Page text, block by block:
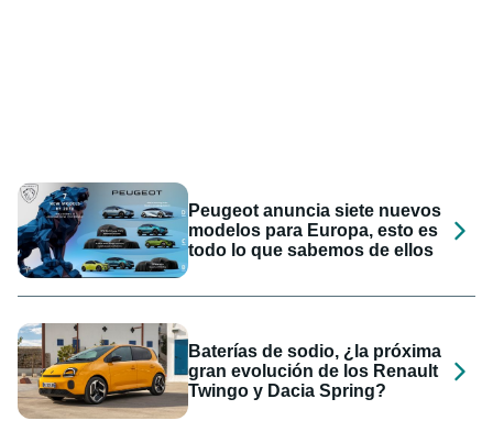
Peugeot anuncia siete nuevos
modelos para Europa, esto es
todo lo que sabemos de ellos
Baterías de sodio, ¿la próxima
gran evolución de los Renault
Twingo y Dacia Spring?